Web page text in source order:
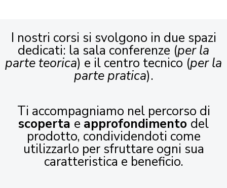
I nostri corsi si svolgono in due spazi
dedicati: la sala conferenze (per la
parte teorica) e il centro tecnico (per la
parte pratica).
Ti accompagniamo nel percorso di
scoperta e approfondimento del
prodotto, condividendoti come
utilizzarlo per sfruttare ogni sua
caratteristica e beneficio.